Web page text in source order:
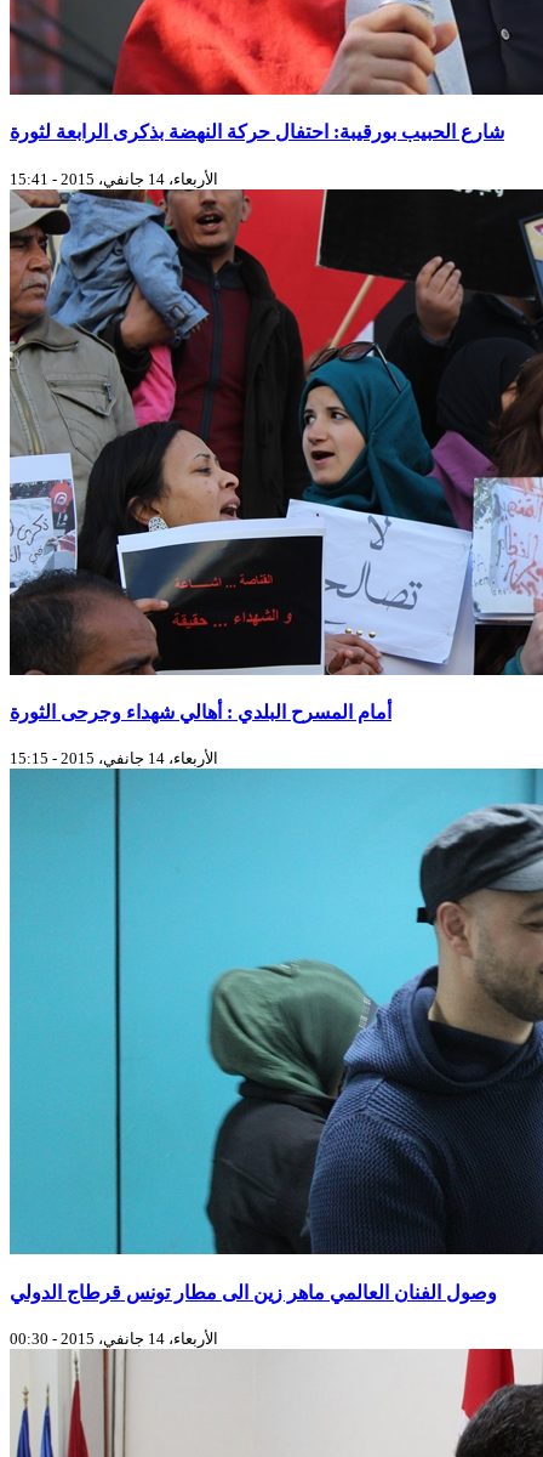
شارع الحبيب بورقيبة: احتفال حركة النهضة بذكرى الرابعة لثورة
الأربعاء، 14 جانفي، 2015 - 15:41
أمام المسرح البلدي : أهالي شهداء وجرحى الثورة
الأربعاء، 14 جانفي، 2015 - 15:15
وصول الفنان العالمي ماهر زين الى مطار تونس قرطاج الدولي
الأربعاء، 14 جانفي، 2015 - 00:30